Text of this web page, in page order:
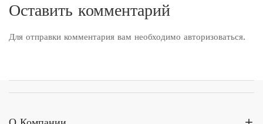
Оставить комментарий
Для отправки комментария вам необходимо авторизоваться.